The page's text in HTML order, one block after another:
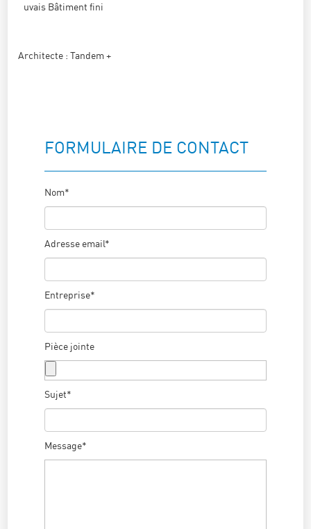
uvais Bâtiment fini
Architecte : Tandem +
FORMULAIRE DE CONTACT
Nom*
Adresse email*
Entreprise*
Pièce jointe
Sujet*
Message*